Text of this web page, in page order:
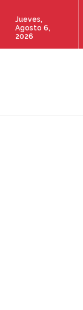
Jueves,
Agosto 6,
2026